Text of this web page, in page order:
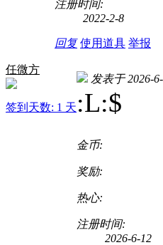
注册时间:
2022-2-8
回复 使用道具 举报
任微方
签到天数: 1 天
发表于 2026-
:L:$
金币:
奖励:
热心:
注册时间:
2026-6-12